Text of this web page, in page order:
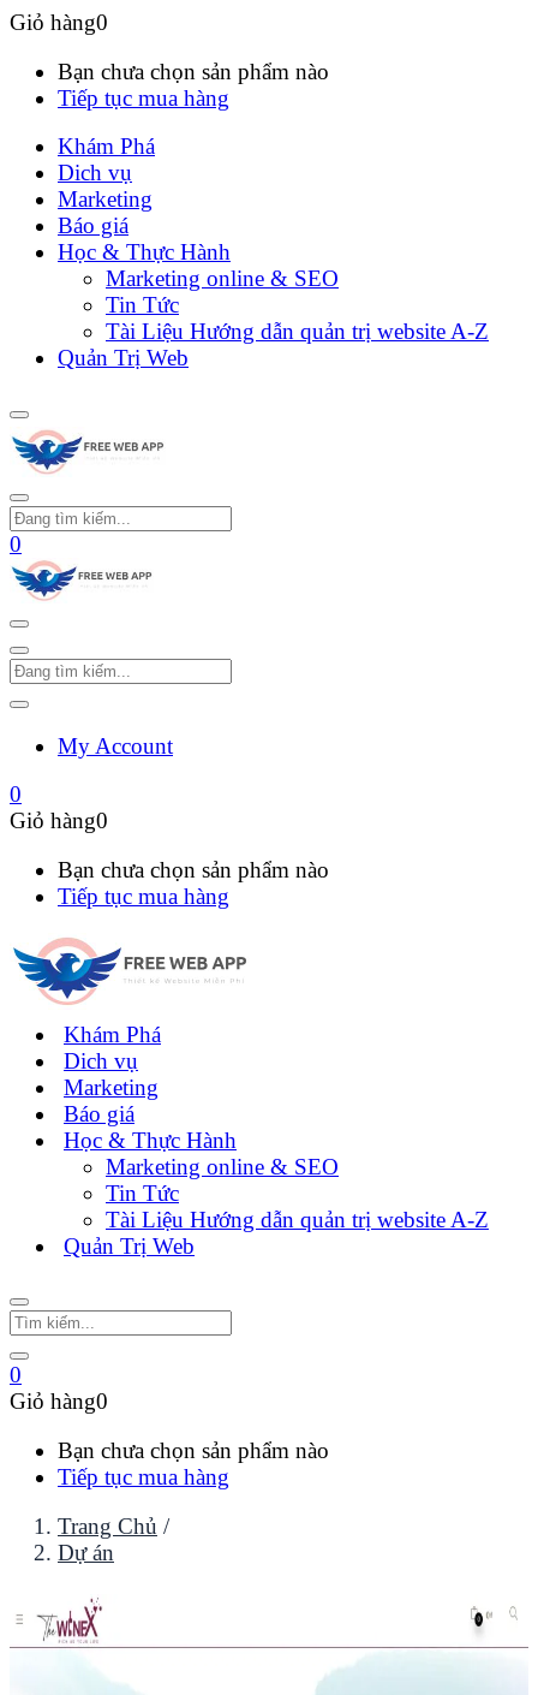
Giỏ hàng0
Bạn chưa chọn sản phẩm nào
Tiếp tục mua hàng
Khám Phá
Dich vụ
Marketing
Báo giá
Học & Thực Hành
Marketing online & SEO
Tin Tức
Tài Liệu Hướng dẫn quản trị website A-Z
Quản Trị Web
0
My Account
0
Giỏ hàng0
Bạn chưa chọn sản phẩm nào
Tiếp tục mua hàng
Khám Phá
Dich vụ
Marketing
Báo giá
Học & Thực Hành
Marketing online & SEO
Tin Tức
Tài Liệu Hướng dẫn quản trị website A-Z
Quản Trị Web
0
Giỏ hàng0
Bạn chưa chọn sản phẩm nào
Tiếp tục mua hàng
Trang Chủ /
Dự án